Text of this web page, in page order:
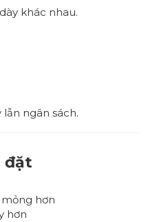
khác nhau.
ngân sách.
đặt
hơn
hơn